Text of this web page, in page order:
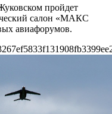
пройдет
салон «МАКС
авиафорумов.